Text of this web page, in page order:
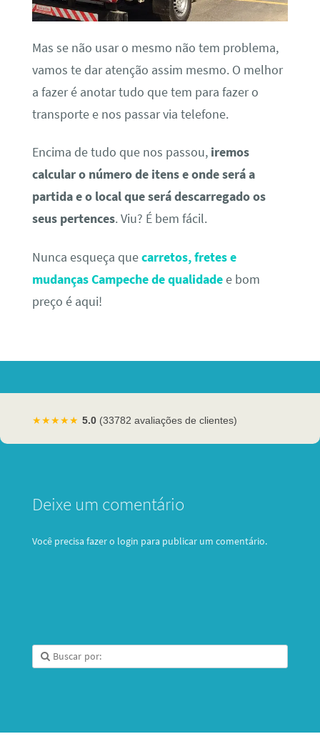
Mas se não usar o mesmo não tem problema,
vamos te dar atenção assim mesmo. O melhor
a fazer é anotar tudo que tem para fazer o
transporte e nos passar via telefone.
Encima de tudo que nos passou, iremos
calcular o número de itens e onde será a
partida e o local que será descarregado os
seus pertences. Viu? É bem fácil.
Nunca esqueça quecarretos, fretes e
mudanças Campeche de qualidadee bom
preço é aqui!
★★★★★ 5.0 (33782 avaliações de clientes)
Deixe um comentário
Você precisa fazer o login para publicar um comentário.